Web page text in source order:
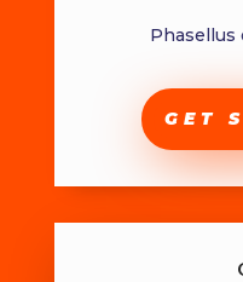
Phasellus
GET